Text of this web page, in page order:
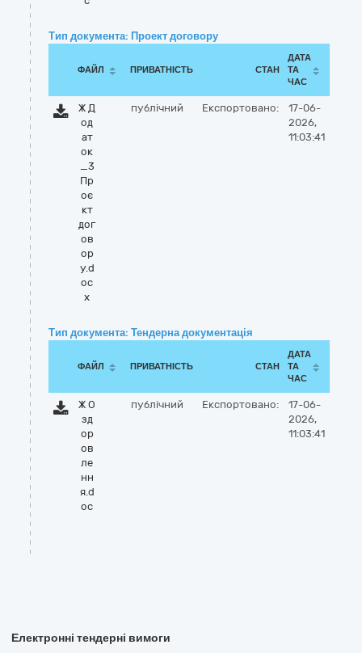
Тип документа: Проект договору
ФАЙЛ ПРИВАТНІСТЬ СТАН
ДАТА
ТА
ЧАС
Ж Д
од
ат
ок
_3
Пр
оє
кт
дог
ов
ор
у.d
oc
x
публічний Експортовано:
17-06-
2026,
11:03:41
Тип документа: Тендерна документація
ФАЙЛ ПРИВАТНІСТЬ СТАН
ДАТА
ТА
ЧАС
Ж О
зд
ор
ов
ле
нн
я.d
oc
публічний Експортовано:
17-06-
2026,
11:03:41
Електронні тендерні вимоги